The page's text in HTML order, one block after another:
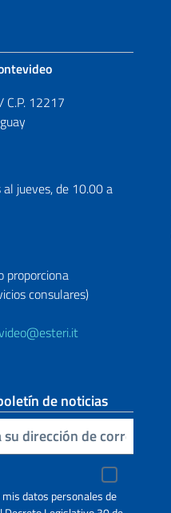
C.P. 12217
jueves, de 10.00 a
proporciona
consulares)
de noticias
datos personales de